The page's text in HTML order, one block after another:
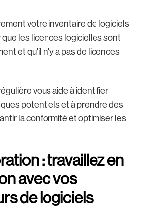
votre inventaire de logiciels
que les licences logicielles sont
et qu'il n'y a pas de licences
vous aide à identifier
potentiels et à prendre des
la conformité et optimiser les
: travaillez en
avec vos
de logiciels